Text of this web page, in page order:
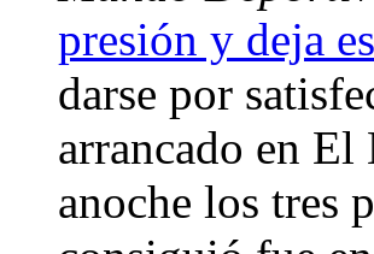
presión y deja
darse por
arrancado en
anoche los tres